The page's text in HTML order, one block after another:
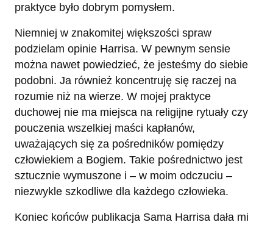
praktyce było dobrym pomysłem.
Niemniej w znakomitej większości spraw
podzielam opinie Harrisa. W pewnym sensie
można nawet powiedzieć, że jesteśmy do siebie
podobni. Ja również koncentruję się raczej na
rozumie niż na wierze. W mojej praktyce
duchowej nie ma miejsca na religijne rytuały czy
pouczenia wszelkiej maści kapłanów,
uważających się za pośredników pomiędzy
człowiekiem a Bogiem. Takie pośrednictwo jest
sztucznie wymuszone i – w moim odczuciu –
niezwykle szkodliwe dla każdego człowieka.
Koniec końców publikacja Sama Harrisa dała mi